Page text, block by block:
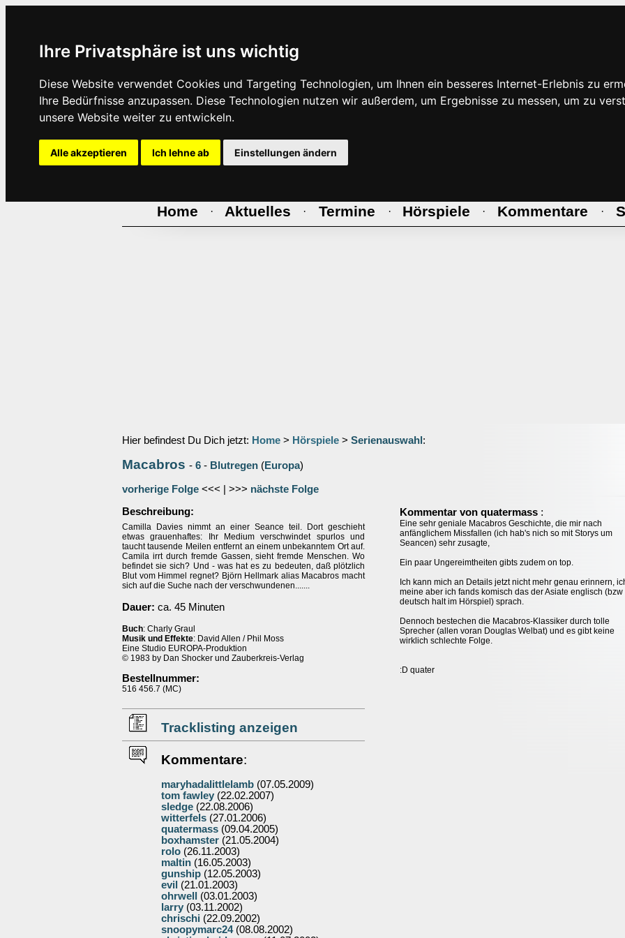
Ihre Privatsphäre ist uns wichtig
Diese Website verwendet Cookies und Targeting Technologien, um Ihnen ein besseres Internet-Erlebnis zu
Ihre Bedürfnisse anzupassen. Diese Technologien nutzen wir außerdem, um Ergebnisse zu messen, um zu
unsere Website weiter zu entwickeln.
Alle akzeptieren Ich lehne ab Einstellungen ändern
Home · Aktuelles · Termine · Hörspiele · Kommentare ·
Hier befindest Du Dich jetzt: Home > Hörspiele > Serienauswahl :
Macabros - 6 - Blutregen (Europa)
vorherige Folge <<< | >>> nächste Folge
Beschreibung:
Camilla Davies nimmt an einer Seance teil. Dort geschieht
etwas grauenhaftes: Ihr Medium verschwindet spurlos und
taucht tausende Meilen entfernt an einem unbekanntem Ort auf.
Camila irrt durch fremde Gassen, sieht fremde Menschen. Wo
befindet sie sich? Und - was hat es zu bedeuten, daß plötzlich
Blut vom Himmel regnet? Björn Hellmark alias Macabros macht
sich auf die Suche nach der verschwundenen.......
Dauer: ca. 45 Minuten
Buch: Charly Graul
Musik und Effekte: David Allen / Phil Moss
Eine Studio EUROPA-Produktion
© 1983 by Dan Shocker und Zauberkreis-Verlag
Bestellnummer:
516 456.7 (MC)
Tracklisting anzeigen
Kommentare:
maryhadalittlelamb (07.05.2009)
tom fawley (22.02.2007)
sledge (22.08.2006)
witterfels (27.01.2006)
quatermass (09.04.2005)
boxhamster (21.05.2004)
rolo (26.11.2003)
maltin (16.05.2003)
gunship (12.05.2003)
evil (21.01.2003)
ohrwell
(03.01.2003)
larry (03.11.2002)
chrischi (22.09.2002)
snoopymarc24(08.08.2002)
Kommentar von quatermass :
Eine sehr geniale Macabros Geschichte, die mir nach
anfänglichem Missfallen (ich hab's nich so mit Storys um
Seancen) sehr zusagte,
Ein paar Ungereimtheiten gibts zudem on top.
Ich kann mich an Details jetzt nicht mehr genau erinnern,
meine aber ich fands komisch das der Asiate englisch (bzw
deutsch halt im Hörspiel) sprach.
Dennoch bestechen die Macabros-Klassiker durch tolle
Sprecher (allen voran Douglas Welbat) und es gibt keine
wirklich schlechte Folge.
:D quater